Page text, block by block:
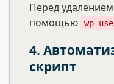
Перед
помощью
wp
4.
скрипт